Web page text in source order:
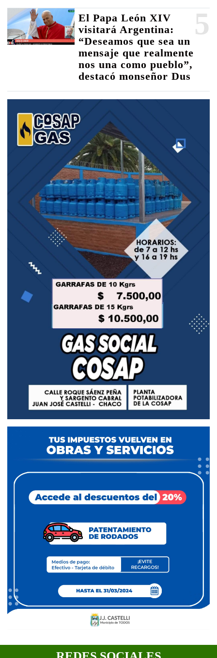
5
El Papa León XIV
visitará Argentina:
“Deseamos que sea un
mensaje que realmente
nos una como pueblo”,
destacó monseñor Dus